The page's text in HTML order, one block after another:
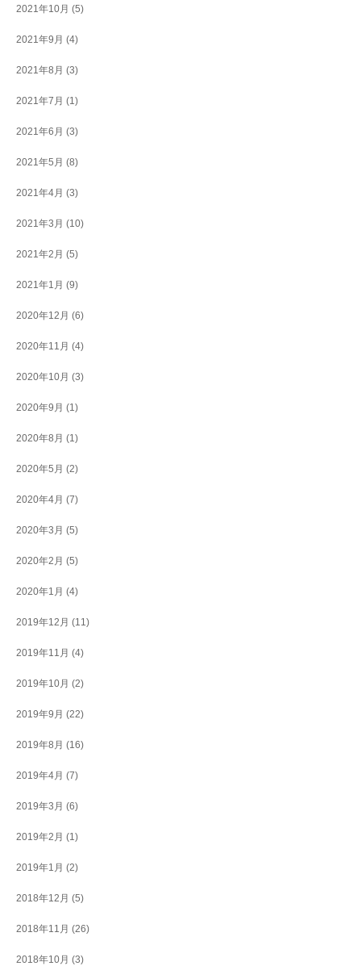
2021年10月 (5)
2021年9月 (4)
2021年8月 (3)
2021年7月 (1)
2021年6月 (3)
2021年5月 (8)
2021年4月 (3)
2021年3月 (10)
2021年2月 (5)
2021年1月 (9)
2020年12月 (6)
2020年11月 (4)
2020年10月 (3)
2020年9月 (1)
2020年8月 (1)
2020年5月 (2)
2020年4月 (7)
2020年3月 (5)
2020年2月 (5)
2020年1月 (4)
2019年12月 (11)
2019年11月 (4)
2019年10月 (2)
2019年9月 (22)
2019年8月 (16)
2019年4月 (7)
2019年3月 (6)
2019年2月 (1)
2019年1月 (2)
2018年12月 (5)
2018年11月 (26)
2018年10月 (3)